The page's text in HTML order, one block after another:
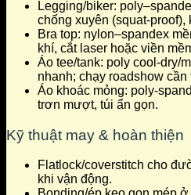
Legging/biker:
chống xuyên (squat-proof),
Bra top: nylon–spandex
khí, cắt laser hoặc viền
Áo tee/tank: poly cool-dry/
nhanh; chạy roadshow
Áo khoác mỏng: poly-
trơn mượt, túi ẩn gọn.
Kỹ thuật may & hoàn thiện
Flatlock/coverstitch cho
khi vận động.